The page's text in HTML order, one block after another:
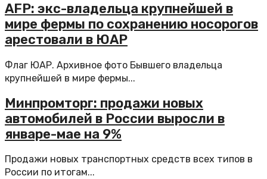
AFP: экс-владельца крупнейшей в
мире фермы по сохранению носорогов
арестовали в ЮАР
Флаг ЮАР. Архивное фото Бывшего владельца
крупнейшей в мире фермы...
Минпромторг: продажи новых
автомобилей в России выросли в
январе-мае на 9%
Продажи новых транспортных средств всех типов в
России по итогам...